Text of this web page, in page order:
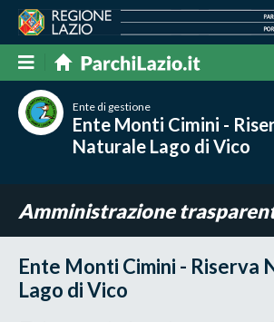
Ente di gestione
Ente Monti Cimini -
Naturale Lago di Vico
Amministrazione
Ente Monti Cimini - Riserva
Lago di Vico